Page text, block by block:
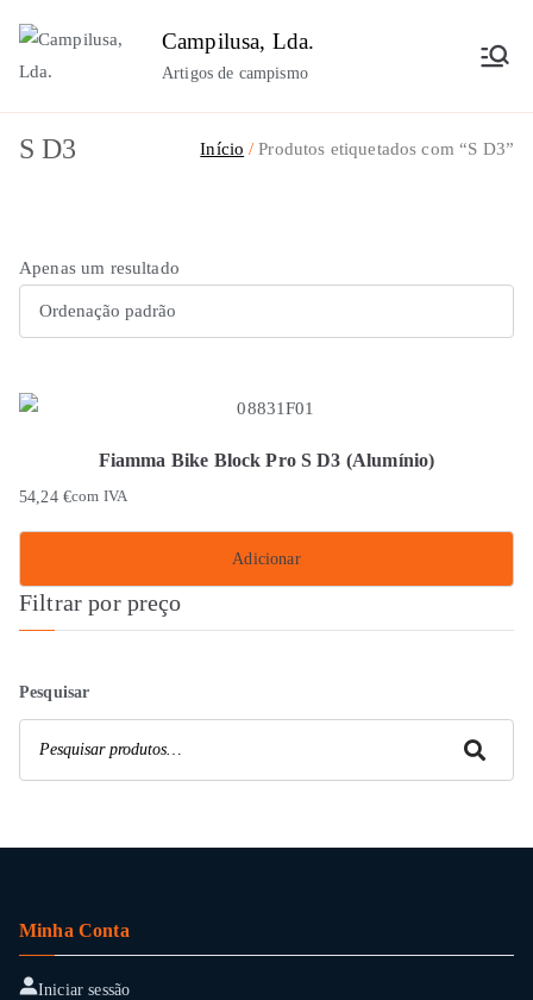
para
conteúdo
Campilusa, Lda.
Artigos de campismo
S D3 Início Produtos etiquetados com “S D3”
Apenas um resultado
Fiamma Bike Block Pro S D3 (Alumínio)
54,24 €com IVA
Adicionar
Filtrar por preço
Pesquisar
Pesquisar
Minha Conta
Iniciar sessão